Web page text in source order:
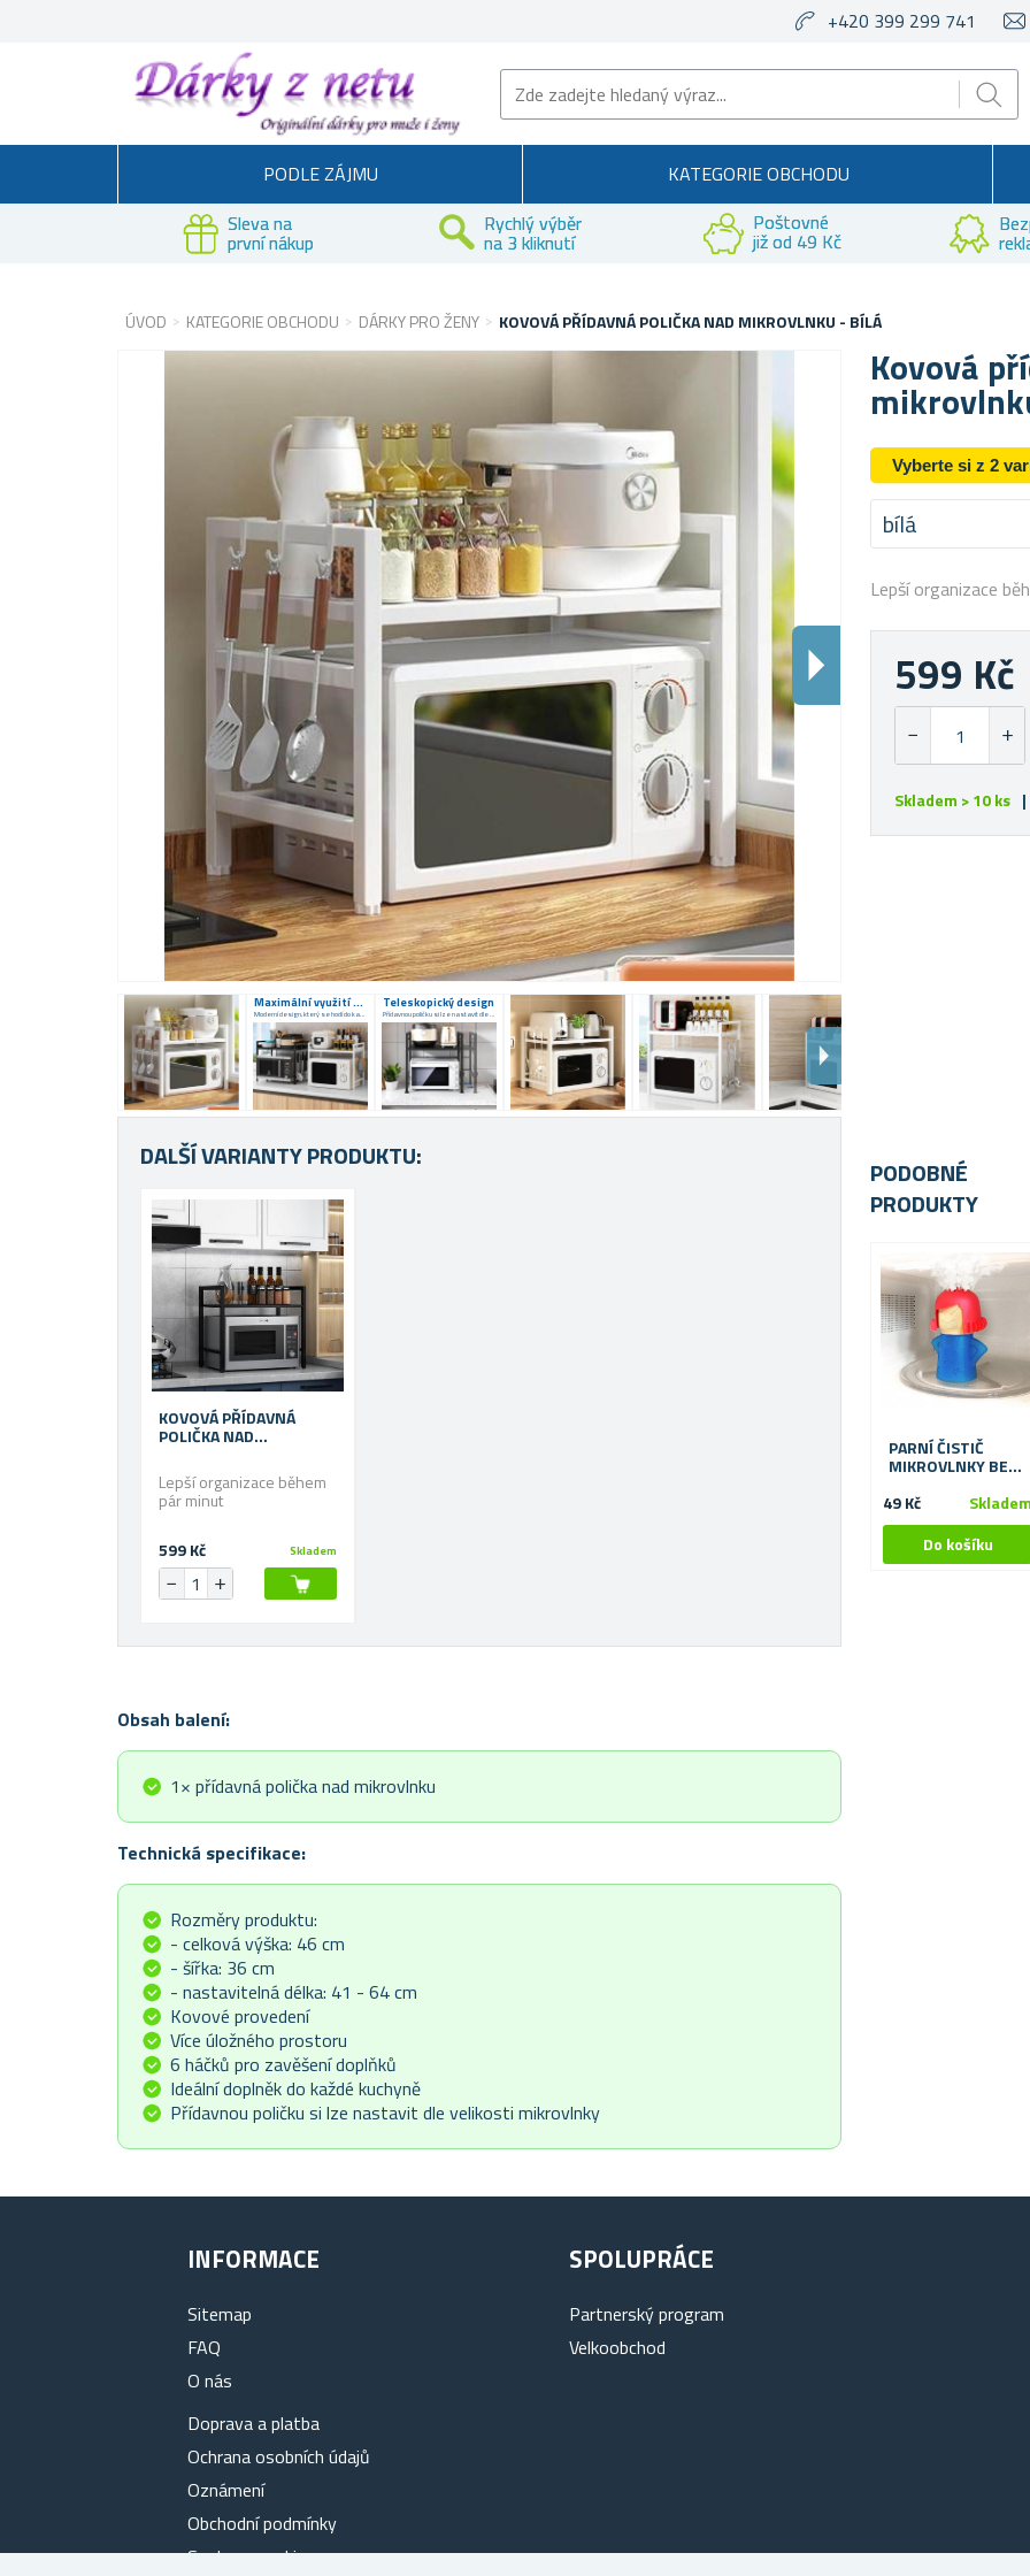
+420 399 299 741
PODLE ZÁJMU KATEGORIE OBCHODU
Sleva na
první nákup
Rychlý výběr
na 3 kliknutí
Poštovné
již od 49 Kč
ÚVOD KATEGORIE OBCHODU DÁRKY PRO ŽENY KOVOVÁ PŘÍDAVNÁ POLIČKA NAD MIKROVLNKU - BÍLÁ
Kovová
Maximální využití prostoru
Moderní design, který se hodí do každé kuchyně
Teleskopický design
Přídavnou poličku si lze nastavit dle velikosti mikrovlnky
Vyberte si z 2
bílá
Lepší organizace
599 Kč
Skladem > 10 ks
DALŠÍ VARIANTY PRODUKTU:
KOVOVÁ PŘÍDAVNÁ
POLIČKA NAD
Lepší organizace během
pár minut
599 Kč Skladem
Obsah balení:
1× přídavná polička nad mikrovlnku
Technická specifikace:
Rozměry produktu:
- celková výška: 46 cm
- šířka: 36 cm
- nastavitelná délka: 41 - 64 cm
Kovové provedení
Více úložného prostoru
6 háčků pro zavěšení doplňků
Ideální doplněk do každé kuchyně
Přídavnou poličku si lze nastavit dle velikosti mikrovlnky
PODOBNÉ
PRODUKTY
PARNÍ ČISTIČ
MIKROVLNKY BEZ
49 Kč
INFORMACE
Sitemap
FAQ
O nás
Doprava a platba
Ochrana osobních údajů
Oznámení
Obchodní podmínky
Soubory cookies
SPOLUPRÁCE
Partnerský program
Velkoobchod